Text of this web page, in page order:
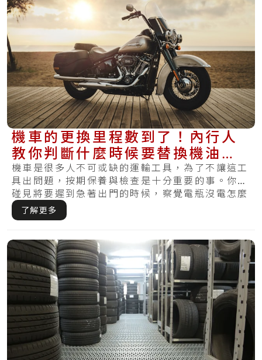
機車的更換里程數到了！內行人
教你判斷什麼時候要替換機油、
煞車油
機車是很多人不可或缺的運輸工具，為了不讓這工
具出問題，按期保養與檢查是十分重要的事。你有
碰見將要遲到急著出門的時候，察覺電瓶沒電怎麼
樣皆.....
了解更多